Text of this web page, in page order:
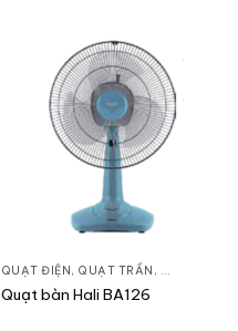
QUẠT ĐIỆN, QUẠT TRẦN , QUẠT BÀN
Quạt bàn Hali BA126